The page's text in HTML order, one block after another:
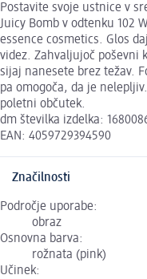
Postavite svoje ustnice v
Juicy Bomb v odtenku 102
essence cosmetics. Glos
videz. Zahvaljujoč poševni
sijaj nanesete brez težav.
pa omogoča, da je
poletni občutek.
dm številka izdelka:
EAN: 4059729394590
Značilnosti
Področje uporabe:
obraz
Osnovna barva:
rožnata (pink)
Učinek: